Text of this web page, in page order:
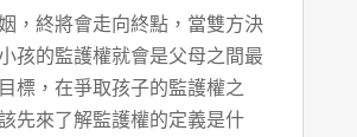
，終將會走向終點，當雙方決
孩的監護權就會是父母之間最
標，在爭取孩子的監護權之
先來了解監護權的定義是什